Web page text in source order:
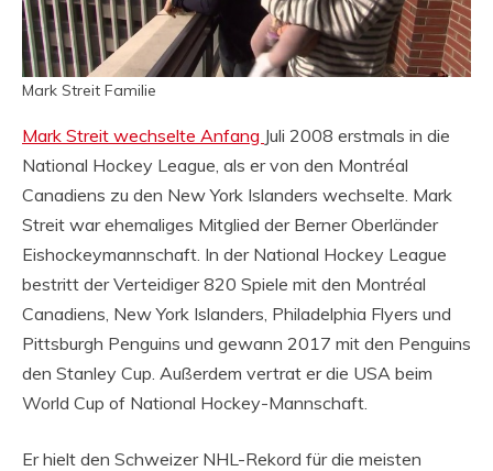
Mark Streit Familie
Mark Streit wechselte Anfang Juli 2008 erstmals in die
National Hockey League, als er von den Montréal
Canadiens zu den New York Islanders wechselte. Mark
Streit war ehemaliges Mitglied der Berner Oberländer
Eishockeymannschaft. In der National Hockey League
bestritt der Verteidiger 820 Spiele mit den Montréal
Canadiens, New York Islanders, Philadelphia Flyers und
Pittsburgh Penguins und gewann 2017 mit den Penguins
den Stanley Cup. Außerdem vertrat er die USA beim
World Cup of National Hockey-Mannschaft.
Er hielt den Schweizer NHL-Rekord für die meisten